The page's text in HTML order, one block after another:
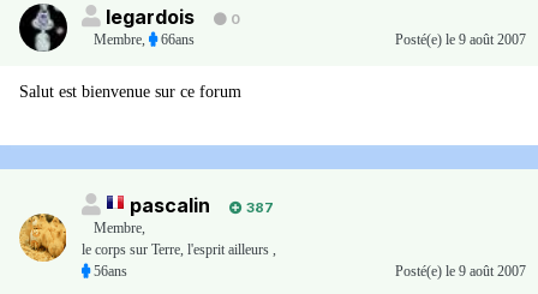
legardois
0
Membre, 66ans Posté(e) le 9 août 2007
Salut est bienvenue sur ce forum
pascalin
387
Membre,
le corps sur Terre, l'esprit ailleurs ,
56ans
Posté(e) le 9 août 2007